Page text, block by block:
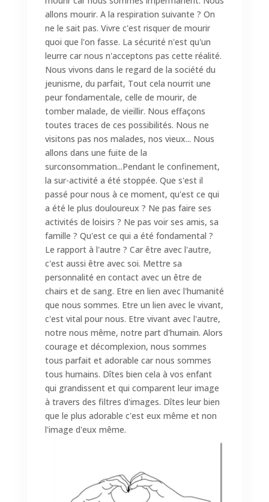
allons mourir. A la respiration suivante ? On
ne le sait pas. Vivre c'est risquer de mourir
quoi que l'on fasse. La sécurité n'est qu'un
leurre car nous n'acceptons pas cette réalité.
Nous vivons dans le regard de la société du
jeunisme, du parfait, Tout cela nourrit une
peur fondamentale, celle de mourir, de
tomber malade, de vieillir. Nous effaçons
toutes traces de ces possibilités. Nous ne
visitons pas nos malades, nos vieux... Nous
allons dans une fuite de la
surconsommation...Pendant le confinement,
la sur-activité a été stoppée. Que s'est il
passé pour nous à ce moment, qu'est ce qui
a été le plus douloureux ? Ne pas faire ses
activités de loisirs ? Ne pas voir ses amis, sa
famille ? Qu'est ce qui a été fondamental ?
Le rapport à l'autre ? Car être avec l'autre,
c'est aussi être avec soi. Mettre sa
personnalité en contact avec un être de
chairs et de sang. Etre en lien avec l'humanité
que nous sommes. Etre un lien avec le vivant,
c'est vital pour nous. Etre vivant avec l'autre,
notre nous même, notre part d'humain. Alors
courage et décomplexion, nous sommes
tous parfait et adorable car nous sommes
tous humains. Dîtes bien cela à vos enfant
qui grandissent et qui comparent leur image
à travers des filtres d'images. Dîtes leur bien
que le plus adorable c'est eux même et non
l'image d'eux même.